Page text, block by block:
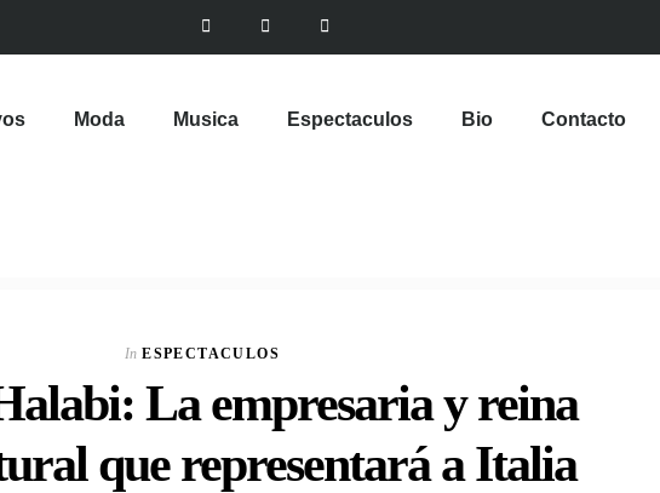
Moda Musica Espectaculos Bio Contacto
In ESPECTACULOS
La empresaria y reina
que representará a Italia